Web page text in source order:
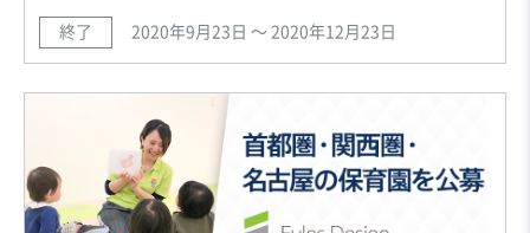
終了 2020年9月23日 〜 2020年12月23日